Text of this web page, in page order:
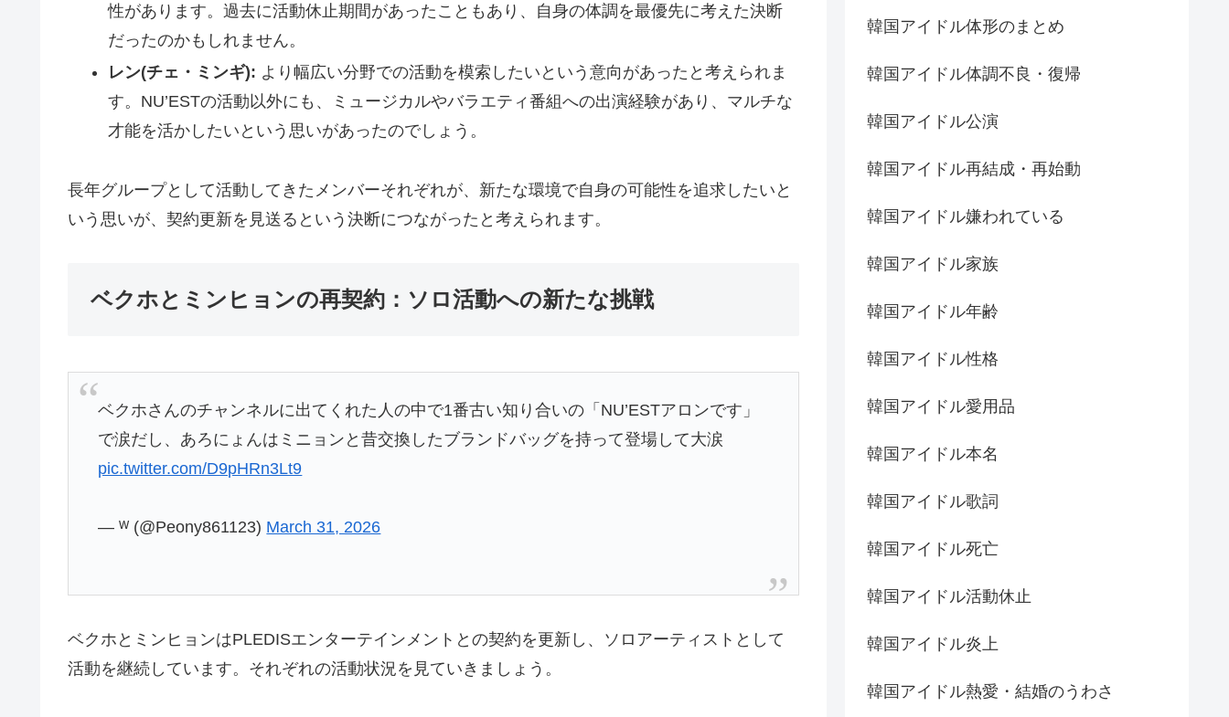
性があります。過去に活動休止期間があったこともあり、自身の体調を最優先に考えた決断
だったのかもしれません。
レン(チェ・ミンギ): より幅広い分野での活動を模索したいという意向があったと考えられま
す。NU’ESTの活動以外にも、ミュージカルやバラエティ番組への出演経験があり、マルチな
才能を活かしたいという思いがあったのでしょう。
長年グループとして活動してきたメンバーそれぞれが、新たな環境で自身の可能性を追求したいと
いう思いが、契約更新を見送るという決断につながったと考えられます。
ベクホとミンヒョンの再契約：ソロ活動への新たな挑戦
ベクホさんのチャンネルに出てくれた人の中で1番古い知り合いの「NU’ESTアロンです」
で涙だし、あろにょんはミニョンと昔交換したブランドバッグを持って登場して大涙
pic.twitter.com/D9pHRn3Lt9
— ᵂ (@Peony861123) March 31, 2026
ベクホとミンヒョンはPLEDISエンターテインメントとの契約を更新し、ソロアーティストとして
活動を継続しています。それぞれの活動状況を見ていきましょう。
韓国アイドル体形のまとめ
韓国アイドル体調不良・復帰
韓国アイドル公演
韓国アイドル再結成・再始動
韓国アイドル嫌われている
韓国アイドル家族
韓国アイドル年齢
韓国アイドル性格
韓国アイドル愛用品
韓国アイドル本名
韓国アイドル歌詞
韓国アイドル死亡
韓国アイドル活動休止
韓国アイドル炎上
韓国アイドル熱愛・結婚のうわさ